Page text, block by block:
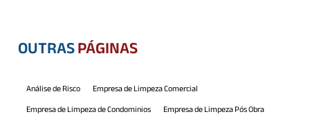
OUTRASPÁGINAS
Análise de Risco
Empresa de Limpeza Comercial
Empresa de Limpeza de Condominios
Empresa de Limpeza Pós Obra